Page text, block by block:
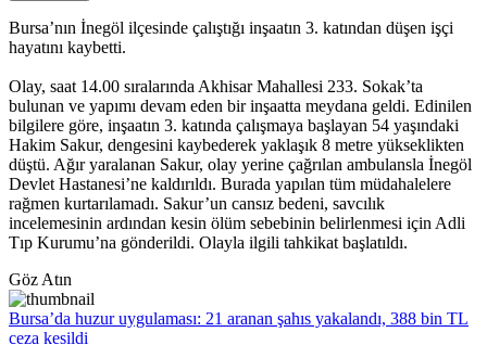
Bursa’nın İnegöl ilçesinde çalıştığı inşaatın 3. katından düşen işçi
hayatını kaybetti.
Olay, saat 14.00 sıralarında Akhisar Mahallesi 233. Sokak’ta
bulunan ve yapımı devam eden bir inşaatta meydana geldi. Edinilen
bilgilere göre, inşaatın 3. katında çalışmaya başlayan 54 yaşındaki
Hakim Sakur, dengesini kaybederek yaklaşık 8 metre yükseklikten
düştü. Ağır yaralanan Sakur, olay yerine çağrılan ambulansla İnegöl
Devlet Hastanesi’ne kaldırıldı. Burada yapılan tüm müdahalelere
rağmen kurtarılamadı. Sakur’un cansız bedeni, savcılık
incelemesinin ardından kesin ölüm sebebinin belirlenmesi için Adli
Tıp Kurumu’na gönderildi. Olayla ilgili tahkikat başlatıldı.
Göz Atın
Bursa’da huzur uygulaması: 21 aranan şahıs yakalandı, 388 bin TL
ceza kesildi